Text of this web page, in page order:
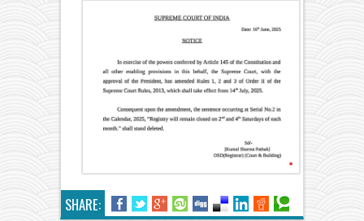
SHARE: